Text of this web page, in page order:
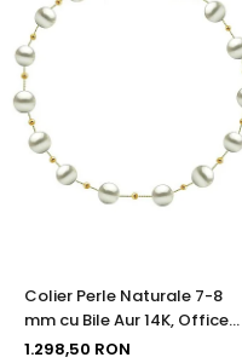
Colier Perle Naturale 7-8
mm cu Bile Aur 14K, Office
Elegant | KASKADDA®
1.298,50 RON